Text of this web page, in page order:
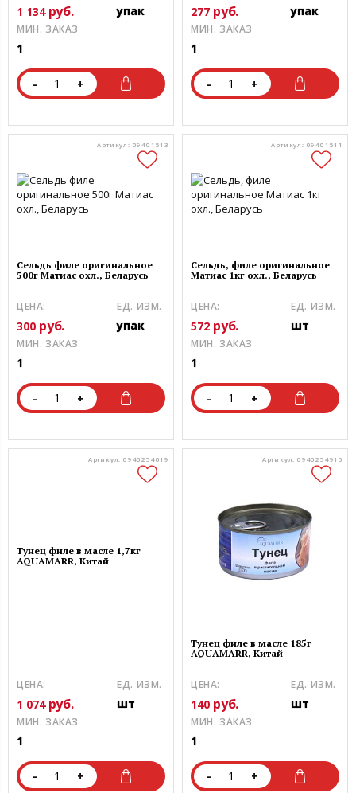
1 134 руб. упак
1
МИН. ЗАКАЗ
- +
277 руб. упак
1
МИН. ЗАКАЗ
- +
Артикул: 09401513
Сельдь филе оригинальное
500г Матиас охл., Беларусь
ЦЕНА:
300 руб. упак
ЕД. ИЗМ.
1
МИН. ЗАКАЗ
- +
Артикул: 09401511
Сельдь, филе оригинальное
Матиас 1кг охл., Беларусь
ЦЕНА:
572 руб. шт
ЕД. ИЗМ.
1
МИН. ЗАКАЗ
- +
Артикул: 0940254019
Тунец филе в масле 1,7кг
AQUAMARR, Китай
ЦЕНА:
1 074 руб. шт
ЕД. ИЗМ.
1
МИН. ЗАКАЗ
- +
Артикул: 0940254915
Тунец филе в масле 185г
AQUAMARR, Китай
ЦЕНА:
140 руб. шт
ЕД. ИЗМ.
1
МИН. ЗАКАЗ
- +